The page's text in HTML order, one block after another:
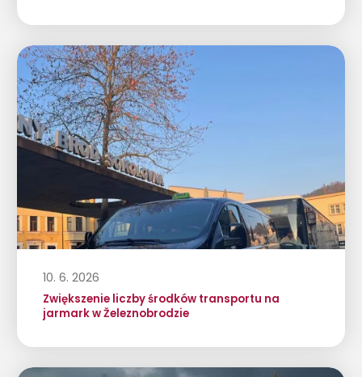
10. 6. 2026
Zwiększenie liczby środków transportu na
jarmark w Železnobrodzie